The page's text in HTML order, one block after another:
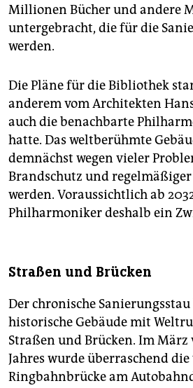
Millionen Bücher und andere
untergebracht, die für die
werden.
Die Pläne für die Bibliothek
anderem vom Architekten
auch die benachbarte
hatte. Das weltberühmte
demnächst wegen vieler
Brandschutz und
werden. Voraussichtlich ab
Philharmoniker deshalb ein
Straßen und Brücken
Der chronische
historische Gebäude mit
Straßen und Brücken. Im März
Jahres wurde überraschend
Ringbahnbrücke am